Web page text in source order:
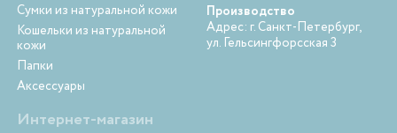
Сумки из натуральной кожи
Кошельки из натуральной
кожи
Папки
Аксессуары
Производство
Адрес: г. Санкт-Петербург,
ул. Гельсингфорсская 3
Интернет-магазин